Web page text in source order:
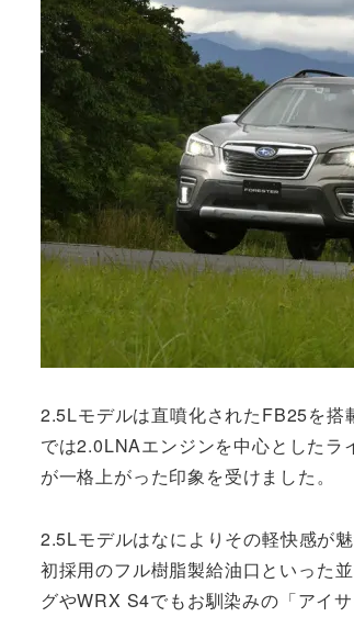
2.5Lモデルは直噴化されたFB25を
では2.0LNAエンジンを中心とした
が一格上がった印象を受けました。
2.5Lモデルはなによりその軽快感が
初採用のフル樹脂製給油口といった
グやWRX S4でもお馴染みの「アイ